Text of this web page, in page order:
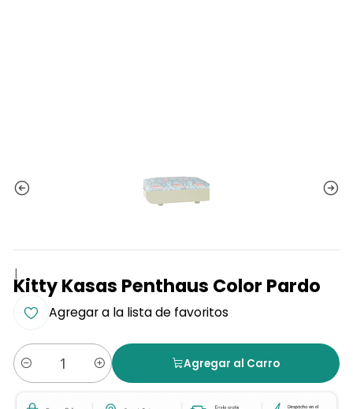
|
Kitty Kasas Penthaus Color Pardo
Agregar a la lista de favoritos
Cantidad
Agregar al Carro